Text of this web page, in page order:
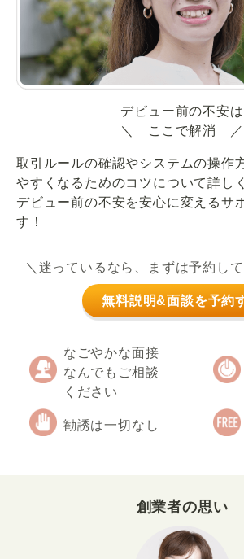
デビュー前の不安は
＼ ここで解消 ／
取引ルールの確認やシステムの操作
やすくなるためのコツについて詳し
デビュー前の不安を安心に変えるサ
す！
＼迷っているなら、まずは予約し
無料説明&面談を予約
なごやかな面接
なんでもご相談
ください
勧誘は一切なし
創業者の思い